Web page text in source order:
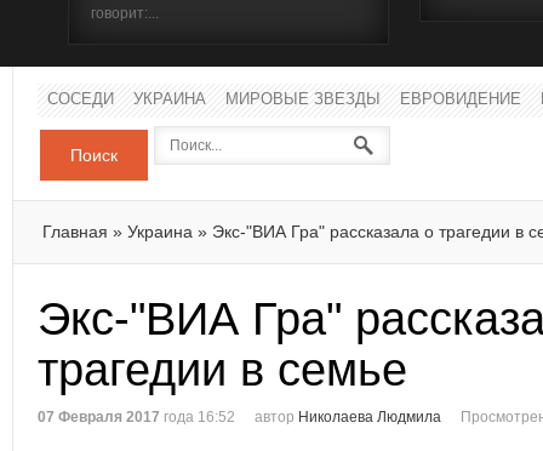
говорит:...
СОСЕДИ УКРАИНА МИРОВЫЕ ЗВЕЗДЫ ЕВРОВИДЕНИЕ
Поиск
Главная » Украина » Экс-"ВИА Гра" рассказала о трагедии в
Экс-"ВИА Гра"
трагедии в семье
07 Февраля 2017 года 16:52 автор Николаева Людмила